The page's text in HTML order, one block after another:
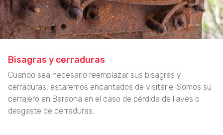
Bisagras y cerraduras
Cuando sea necesario reemplazar sus bisagras y
cerraduras, estaremos encantados de visitarle. Somos su
cerrajero en Baraona en el caso de pérdida de llaves o
desgaste de cerraduras.